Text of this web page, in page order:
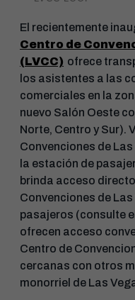
El recientemente
Centro de
(LVCC) ofrece
los asistentes a las
comerciales en la
nuevo Salón Oeste
Norte, Centro y Sur).
Convenciones de
la estación de
brinda acceso
Convenciones de
pasajeros (consulte
ofrecen acceso
Centro de
cercanas con otros
monorriel de Las